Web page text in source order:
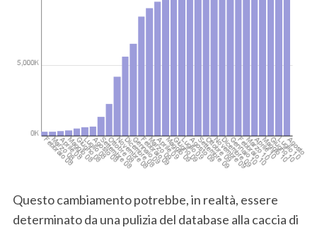
Questo cambiamento potrebbe, in realtà, essere
determinato da una pulizia del database alla caccia di